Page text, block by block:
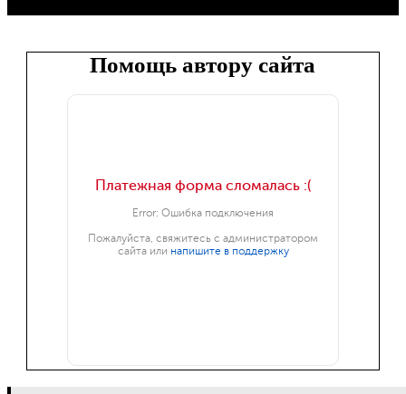
Помощь автору сайта